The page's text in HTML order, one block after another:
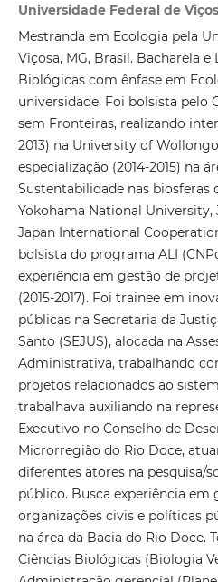
Universidade Federal de
Mestranda em Ecologia pela
Viçosa, MG, Brasil. Bacharela
Biológicas com ênfase em
universidade. Foi bolsista pelo
sem Fronteiras, realizando
2013) na University of
especialização (2014-2015) na
Sustentabilidade nas biosferas
Yokohama National University,
Japan International
bolsista do programa ALI
experiência em gestão de
(2015-2017). Foi trainee em
públicas na Secretaria da
Santo (SEJUS), alocada na
Administrativa, trabalhando
projetos relacionados ao
trabalhava auxiliando na
Executivo no Conselho de
Microrregião do Rio Doce,
diferentes atores na pesquisa/
público. Busca experiência em
organizações civis e políticas
na área da Bacia do Rio Doce.
Ciências Biológicas (Biologia